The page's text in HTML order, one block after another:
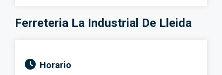
Ferreteria La Industrial De Lleida
Horario